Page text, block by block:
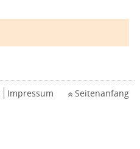
Impressum Seitenanfang